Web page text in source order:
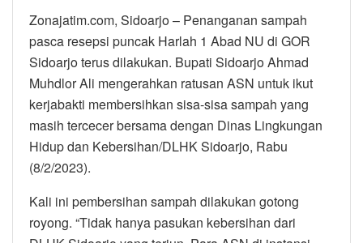
Zonajatim.com, Sidoarjo – Penanganan sampah
pasca resepsi puncak Harlah 1 Abad NU di GOR
Sidoarjo terus dilakukan. Bupati Sidoarjo Ahmad
Muhdlor Ali mengerahkan ratusan ASN untuk ikut
kerjabakti membersihkan sisa-sisa sampah yang
masih tercecer bersama dengan Dinas Lingkungan
Hidup dan Kebersihan/DLHK Sidoarjo, Rabu
(8/2/2023).
Kali ini pembersihan sampah dilakukan gotong
royong. “Tidak hanya pasukan kebersihan dari